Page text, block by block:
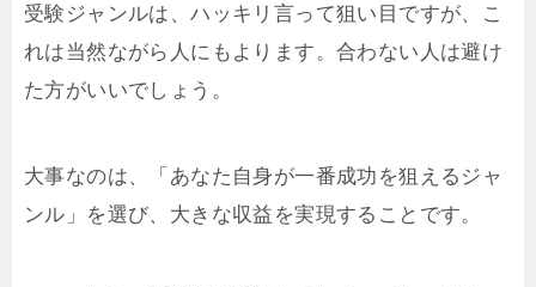
受験ジャンルは、ハッキリ言って狙い目ですが、こ
れは当然ながら人にもよります。合わない人は避け
た方がいいでしょう。
大事なのは、「あなた自身が一番成功を狙えるジャ
ンル」を選び、大きな収益を実現することです。